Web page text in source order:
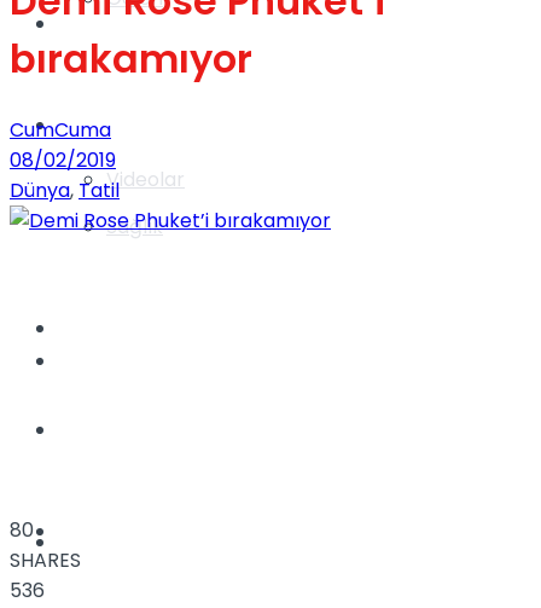
Videolar
Gündem
Yaşam
Sağlık
bırakamıyor
CumCuma
08/02/2019
Dünya, Tatil
80
SHARES
536